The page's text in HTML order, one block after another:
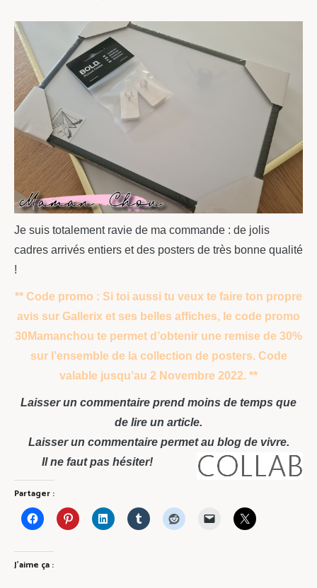
Je suis totalement ravie de ma commande : de jolis
cadres arrivés entiers et des posters de très bonne qualité
!
** Code promo : Si toi aussi tu veux te faire ton propre
avis sur Gallerix et ses belles affiches, le code promo
30Mamanchou te permet d’obtenir une remise de 30%
sur l’ensemble de la collection de posters. Code
valable jusqu’au 2 Novembre 2022. **
Laisser un commentaire prend moins de temps que
de lire un article.
Laisser un commentaire permet au blog de vivre.
Il ne faut pas hésiter!
Partager :
J’aime ça :